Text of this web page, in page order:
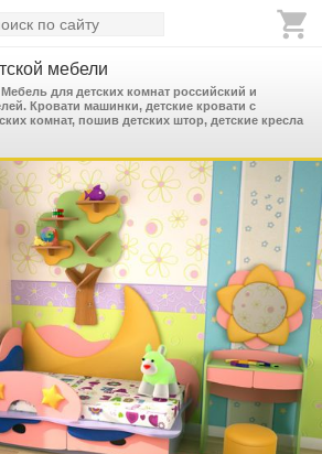
мебели
для детских комнат российский и
Кровати машинки, детские кровати с
комнат, пошив детских штор, детские кресла